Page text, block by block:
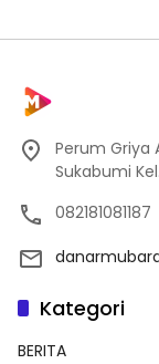
Perum Griya
Sukabumi
082181081187
Kategori
BERITA